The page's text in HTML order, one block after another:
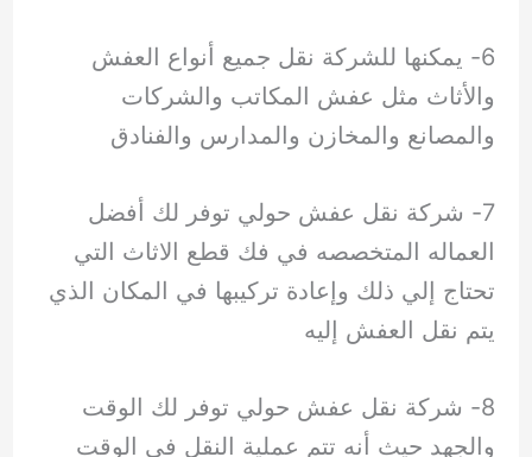
6- يمكنها للشركة نقل جميع أنواع العفش
والأثاث مثل عفش المكاتب والشركات
والمصانع والمخازن والمدارس والفنادق
7- شركة نقل عفش حولي توفر لك أفضل
العماله المتخصصه في فك قطع الاثاث التي
تحتاج إلي ذلك وإعادة تركيبها في المكان الذي
يتم نقل العفش إليه
8- شركة نقل عفش حولي توفر لك الوقت
والجهد حيث أنه تتم عملية النقل في الوقت